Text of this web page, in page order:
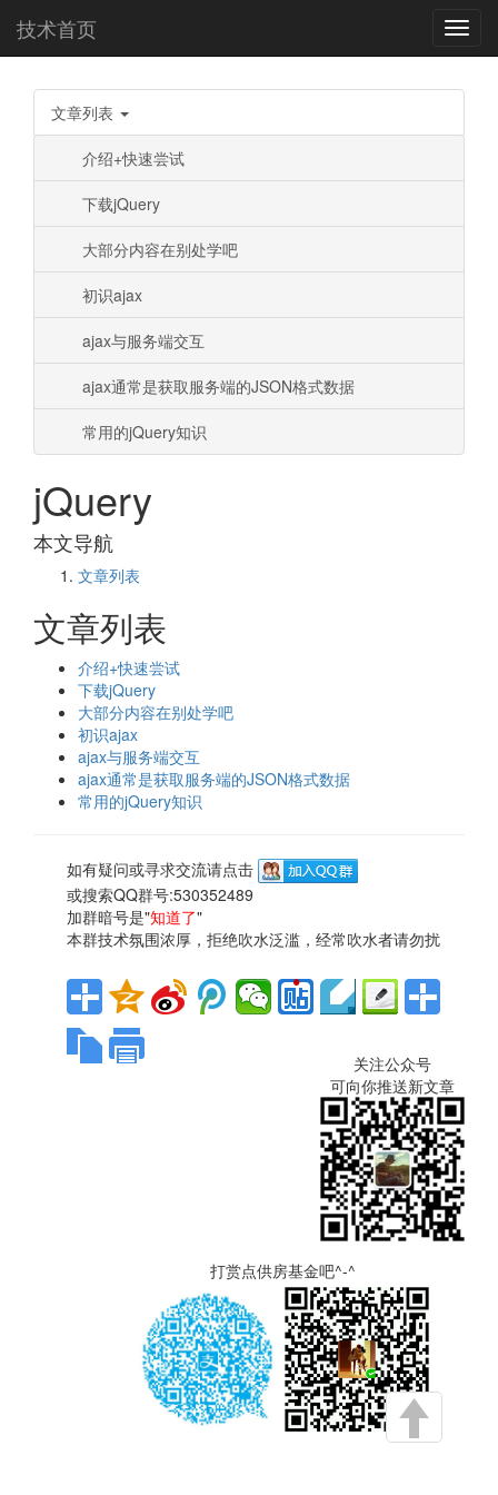
技术首页
文章列表
介绍+快速尝试
下载jQuery
大部分内容在别处学吧
初识ajax
ajax与服务端交互
ajax通常是获取服务端的JSON格式数据
常用的jQuery知识
jQuery
本文导航
文章列表
文章列表
介绍+快速尝试
下载jQuery
大部分内容在别处学吧
初识ajax
ajax与服务端交互
ajax通常是获取服务端的JSON格式数据
常用的jQuery知识
如有疑问或寻求交流请点击
或搜索QQ群号:530352489
加群暗号是"知道了"
本群技术氛围浓厚，拒绝吹水泛滥，经常吹水者请勿扰
关注公众号
可向你推送新文章
打赏点供房基金吧^-^